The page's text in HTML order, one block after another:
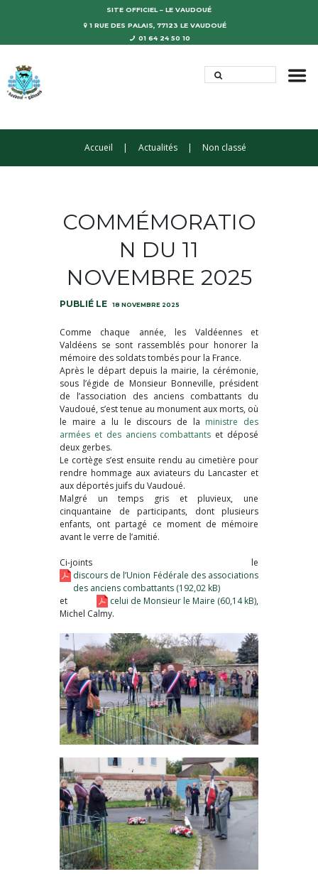
SITE OFFICIEL – LE VAUDOUÉ
1 RUE DES PALAIS, 77123 LE VAUDOUÉ
01 64 24 50 10
Accueil Actualités Non classé
COMMÉMORATIO
N DU 11
NOVEMBRE 2025
18 NOVEMBRE 2025
Comme chaque année, les Valdéennes et
Valdéens se sont rassemblés pour honorer la
mémoire des soldats tombés pour la France.
Après le départ depuis la mairie, la cérémonie,
sous l’égide de Monsieur Bonneville, président
de l’association des anciens combattants du
Vaudoué, s’est tenue au monument aux morts, où
le maire a lu le discours de la ministre des
armées et des anciens combattants et déposé
deux gerbes.
Le cortège s’est ensuite rendu au cimetière pour
rendre hommage aux aviateurs du Lancaster et
aux déportés juifs du Vaudoué.
Malgré un temps gris et pluvieux, une
cinquantaine de participants, dont plusieurs
enfants, ont partagé ce moment de mémoire
avant le verre de l’amitié.
Ci-joints le
discours de l’Union Fédérale des associations
des anciens combattants
et
celui de Monsieur le Maire
,
Michel Calmy.